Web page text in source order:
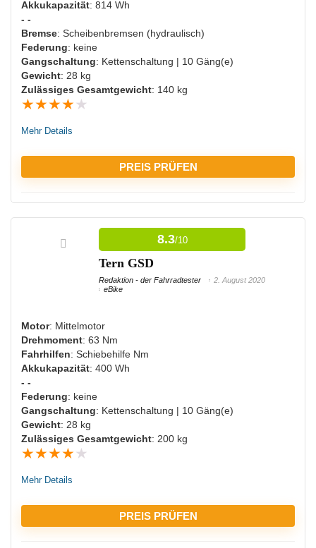
Hohes Gewicht
Nicht viel Zuladung möglich
Lange Ladezeit
Akkukapazität: 814 Wh
- -
Bremse: Scheibenbremsen (hydraulisch)
Federung: keine
Gangschaltung: Kettenschaltung | 10 Gäng(e)
Gewicht: 28 kg
Zulässiges Gesamtgewicht: 140 kg
★★★★ ★
Mehr Details
PREIS PRÜFEN
VORTEILE:
Hohes Maximalgewicht
Beleuchtung vorhanden
NACHTEILE:
Hoher Preis
8.3/10
Tern GSD
Redaktion - der Fahrradtester
2. August 2020
eBike
Motor: Mittelmotor
Drehmoment: 63 Nm
Fahrhilfen: Schiebehilfe Nm
Akkukapazität: 400 Wh
- -
Federung: keine
Gangschaltung: Kettenschaltung | 10 Gäng(e)
Gewicht: 28 kg
Zulässiges Gesamtgewicht: 200 kg
★★★★ ★
Mehr Details
PREIS PRÜFEN